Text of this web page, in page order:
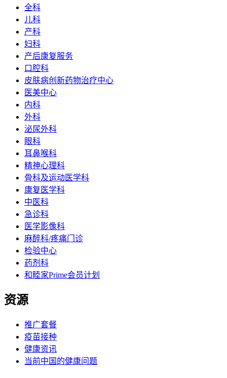
全科
儿科
产科
妇科
产后康复服务
口腔科
皮肤病创新药物治疗中心
医美中心
内科
外科
泌尿外科
眼科
耳鼻喉科
精神心理科
骨科及运动医学科
康复医学科
中医科
急诊科
医学影像科
麻醉科/疼痛门诊
检验中心
药剂科
和睦家Prime会员计划
资源
推广套餐
疫苗接种
健康资讯
当前中国的健康问题